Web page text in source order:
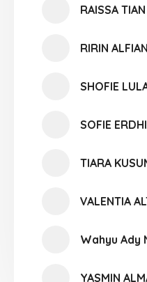
RAISSA
RIRIN
SHOFIE
SOFIE
TIARA
VALENTIA
Wahyu Ady
YASMIN